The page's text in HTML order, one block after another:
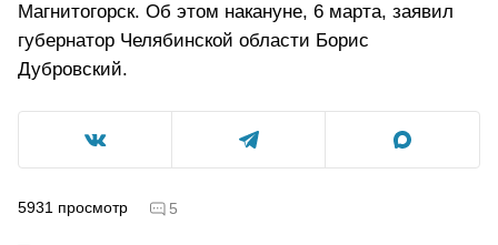
Магнитогорск. Об этом накануне, 6 марта, заявил
губернатор Челябинской области Борис
Дубровский.
5931 просмотр 5